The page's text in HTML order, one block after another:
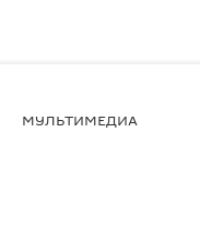
МУЛЬТИМЕДИА